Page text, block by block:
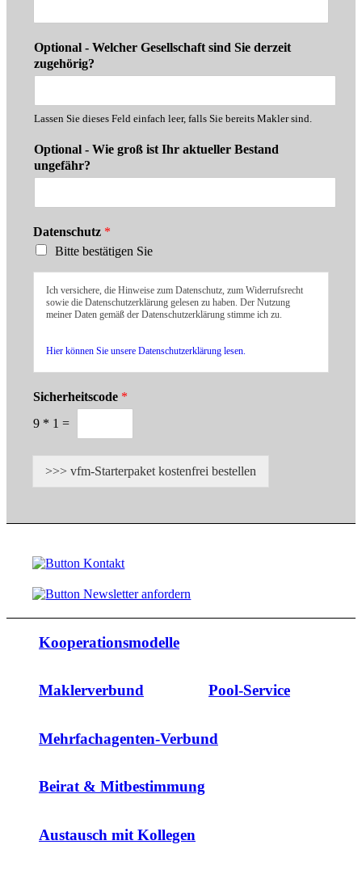
Optional - Welcher Gesellschaft sind Sie derzeit
zugehörig?
Lassen Sie dieses Feld einfach leer, falls Sie bereits Makler sind.
Optional - Wie groß ist Ihr aktueller Bestand
ungefähr?
Datenschutz *
Bitte bestätigen Sie
Ich versichere, die Hinweise zum Datenschutz, zum Widerrufsrecht
sowie die Datenschutzerklärung gelesen zu haben. Der Nutzung
meiner Daten gemäß der Datenschutzerklärung stimme ich zu.
Hier können Sie unsere Datenschutzerklärung lesen.
Sicherheitscode *
9 * 1 =
>>> vfm-Starterpaket kostenfrei bestellen
Kooperationsmodelle
Maklerverbund
Mehrfachagenten-Verbund
Pool-Service
Beirat & Mitbestimmung
Austausch mit Kollegen